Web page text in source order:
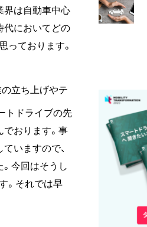
界は自動車中心
代においてどの
っております。
立ち上げやテ
トドライブの先
でおります。事
いますので、
今回はそうし
。それでは早